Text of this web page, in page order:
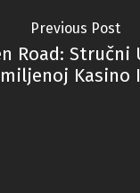
Previous Post
Road: Stručni
Kasino